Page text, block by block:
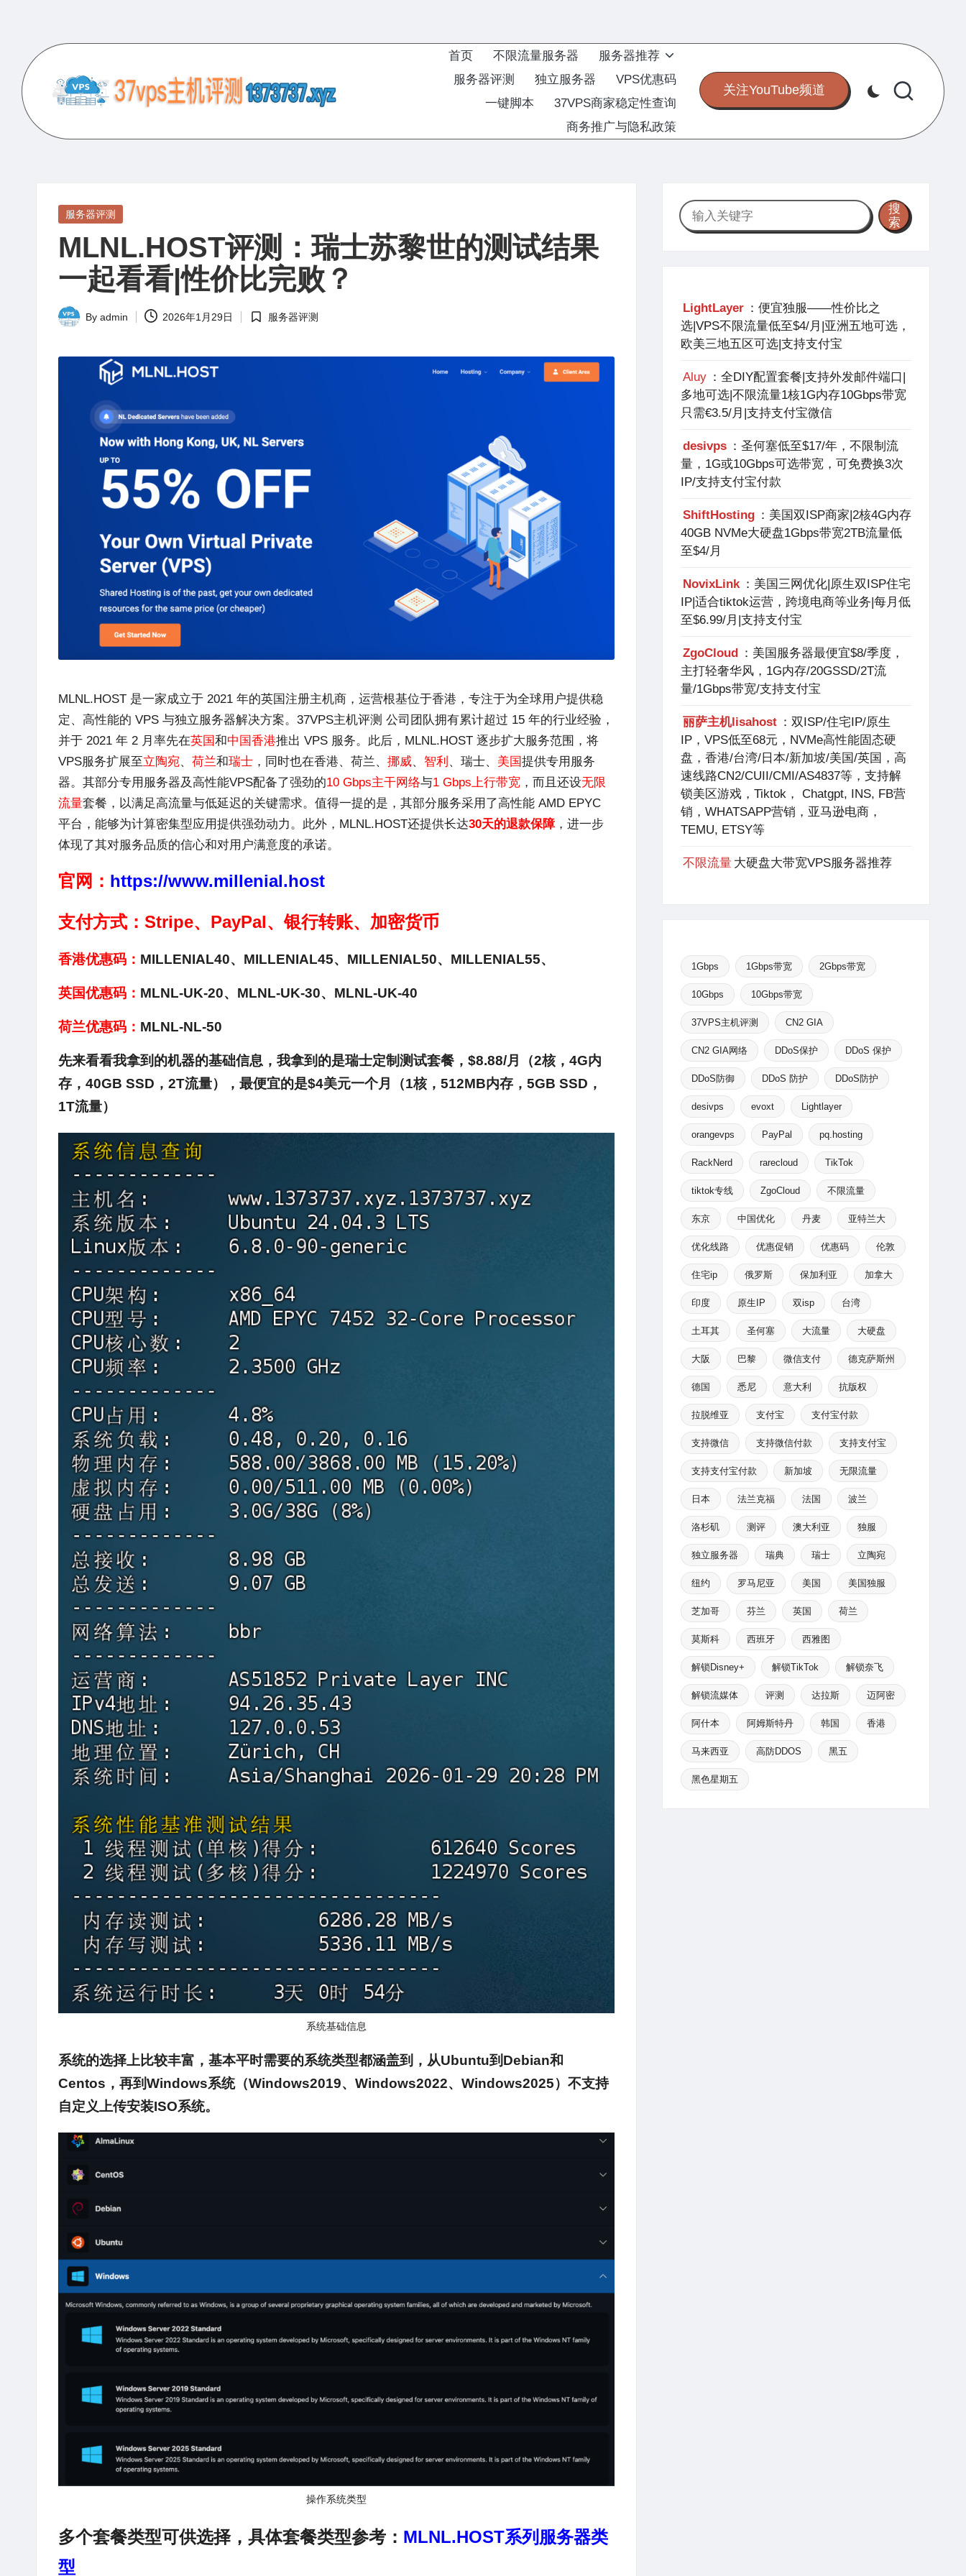
content
P
S
主
机
业
服
务
网
站
首页 不限流量服务器
服务器推荐
服务器评测
独立服务器
VPS优惠码
一键脚本
37VPS商家稳定性查询
商务推广与隐私政策
关注YouTube频道
Posted
服务器评测
MLNL.HOST评测：瑞士苏黎世的测试结果
一起看看|性价比完败？
Posted
By admin 2026年1月29日
Posted
服务器评测
MLNL.HOST 是一家成立于 2021 年的英国注册主机商，运营根基位于香港，专注于为全球用户提供稳
定、高性能的 VPS 与独立服务器解决方案。37VPS主机评测 公司团队拥有累计超过 15 年的行业经验，
并于 2021 年 2 月率先在英国和中国香港推出 VPS 服务。此后， MLNL.HOST 逐步扩大服务范围，将
VPS服务扩展至立陶宛、 荷兰和瑞士 ，同时也在香港、荷兰、 挪威、 智利 、瑞士、 美国提供专用服务
器。其部分专用服务器及高性能VPS配备了强劲的10 Gbps主干网络与1 Gbps上行带宽 ，而且还设无限
流量套餐，以满足高流量与低延迟的关键需求。值得一提的是，其部分服务采用了高性能 AMD EPYC
平台，能够为计算密集型应用提供强劲动力。此外， MLNL.HOST还提供长达30天的退款保障，进一步
体现了其对服务品质的信心和对用户满意度的承诺。
官网： https://www.millenial.host
支付方式：Stripe、PayPal、银行转账、加密货币
香港优惠码： MILLENIAL40、MILLENIAL45、MILLENIAL50、MILLENIAL55、
英国优惠码： MLNL-UK-20、MLNL-UK-30、MLNL-UK-40
荷兰优惠码： MLNL-NL-50
先来看看我拿到的机器的基础信息，我拿到的是瑞士定制测试套餐，$8.88/月（2核，4G内
存，40GB SSD，2T流量），最便宜的是$4美元一个月（1核，512MB内存，5GB SSD，
1T流量）
系统基础信息
系统的选择上比较丰富，基本平时需要的系统类型都涵盖到，从Ubuntu到Debian和
Centos，再到Windows系统（Windows2019、Windows2022、Windows2025）不支持
自定义上传安装ISO系统。
操作系统类型
多个套餐类型可供选择，具体套餐类型参考： MLNL.HOST系列服务器类
型
搜
索
搜
索
LightLayer ：便宜独服——性价比之
选|VPS不限流量低至$4/月|亚洲五地可选，
欧美三地五区可选|支持支付宝
Aluy ：全DIY配置套餐|支持外发邮件端口|
多地可选|不限流量1核1G内存10Gbps带宽
只需€3.5/月|支持支付宝微信
desivps ：圣何塞低至$17/年，不限制流
量，1G或10Gbps可选带宽，可免费换3次
IP/支持支付宝付款
ShiftHosting ：美国双ISP商家|2核4G内存
40GB NVMe大硬盘1Gbps带宽2TB流量低
至$4/月
NovixLink ：美国三网优化|原生双ISP住宅
IP|适合tiktok运营，跨境电商等业务|每月低
至$6.99/月|支持支付宝
ZgoCloud ：美国服务器最便宜$8/季度，
主打轻奢华风，1G内存/20GSSD/2T流
量/1Gbps带宽/支持支付宝
丽萨主机lisahost ：双ISP/住宅IP/原生
IP，VPS低至68元，NVMe高性能固态硬
盘，香港/台湾/日本/新加坡/美国/英国，高
速线路CN2/CUII/CMI/AS4837等，支持解
锁美区游戏，Tiktok， Chatgpt, INS, FB营
销，WHATSAPP营销，亚马逊电商，
TEMU, ETSY等
不限流量 大硬盘大带宽VPS服务器推荐
1Gbps 1Gbps带宽 2Gbps带宽
10Gbps 10Gbps带宽
37VPS主机评测 CN2 GIA
CN2 GIA网络 DDoS保护 DDoS 保护
DDoS防御 DDoS 防护 DDoS防护
desivps evoxt Lightlayer
orangevps PayPal pq.hosting
RackNerd rarecloud TikTok
tiktok专线 ZgoCloud 不限流量
东京 中国优化 丹麦 亚特兰大
优化线路 优惠促销 优惠码 伦敦
住宅ip 俄罗斯 保加利亚 加拿大
印度 原生IP 双isp 台湾
土耳其 圣何塞 大流量 大硬盘
大阪 巴黎 微信支付 德克萨斯州
德国 悉尼 意大利 抗版权
拉脱维亚 支付宝 支付宝付款
支持微信 支持微信付款 支持支付宝
支持支付宝付款 新加坡 无限流量
日本 法兰克福 法国 波兰
洛杉矶 测评 澳大利亚 独服
独立服务器 瑞典 瑞士 立陶宛
纽约 罗马尼亚 美国 美国独服
芝加哥 芬兰 英国 荷兰
莫斯科 西班牙 西雅图
解锁Disney+ 解锁TikTok 解锁奈飞
解锁流媒体 评测 达拉斯 迈阿密
阿什本 阿姆斯特丹 韩国 香港
马来西亚 高防DDOS 黑五
黑色星期五